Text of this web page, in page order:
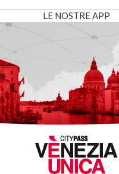
LE NOSTRE APP